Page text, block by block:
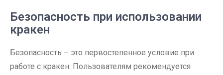
Безопасность при использовании
кракен
Безопасность – это первостепенное условие при
работе с кракен. Пользователям рекомендуется